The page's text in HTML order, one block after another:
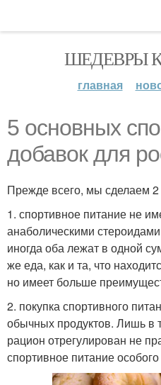
ШЕДЕВРЫ
главная
5 основных
добавок для
Прежде всего, мы сделаем
1. спортивное питание не
анаболическими
иногда оба лежат в одной
же еда, как и та, что
но имеет больше
2. покупка спортивного
обычных продуктов. Лишь в
рацион отрегулирован не
спортивное питание